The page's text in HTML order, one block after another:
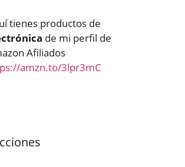
tienes productos de
de mi perfil de
Afiliados
amzn.to/3lpr3mC